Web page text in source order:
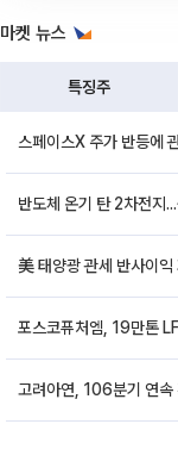
마켓 뉴스
특징주